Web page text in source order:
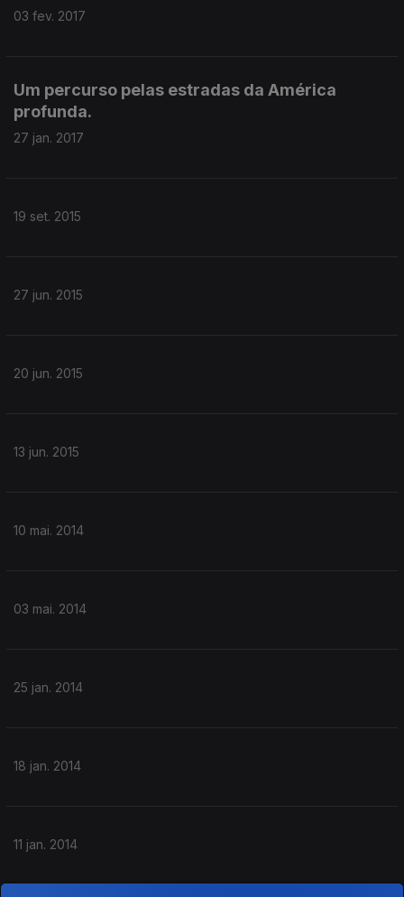
03 fev. 2017
Um percurso pelas estradas da América
profunda.
27 jan. 2017
19 set. 2015
27 jun. 2015
20 jun. 2015
13 jun. 2015
10 mai. 2014
03 mai. 2014
25 jan. 2014
18 jan. 2014
11 jan. 2014